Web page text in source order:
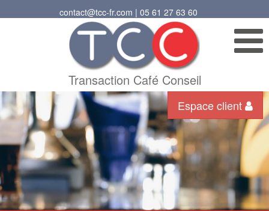
contact@tcc-fr.com | 05 61 27 63 60
Transaction Café Conseil
Espace client